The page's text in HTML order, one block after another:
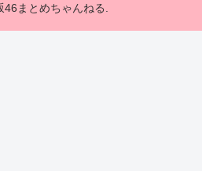
まとめちゃんねる.